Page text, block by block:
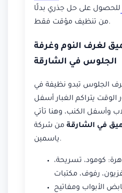
للحصول على حل جذري بدلًا
من تنظيف مؤقت فقط.
لغرف النوم وغرفة
الجلوس في الشارقة
الجلوس تبدو نظيفة في
الوقت يتراكم الغبار أسفل
وأسفل الكنب، وهنا تأتي
في الشارقة من شركة
ياسمين.
كومود، تسريحة،
الأبواب ومفاتيح